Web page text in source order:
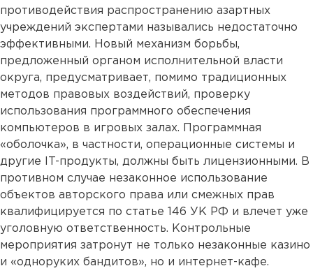
противодействия распространению азартных
учреждений экспертами назывались недостаточно
эффективными. Новый механизм борьбы,
предложенный органом исполнительной власти
округа, предусматривает, помимо традиционных
методов правовых воздействий, проверку
использования программного обеспечения
компьютеров в игровых залах. Программная
«оболочка», в частности, операционные системы и
другие IT-продукты, должны быть лицензионными. В
противном случае незаконное использование
объектов авторского права или смежных прав
квалифицируется по статье 146 УК РФ и влечет уже
уголовную ответственность. Контрольные
мероприятия затронут не только незаконные казино
и «одноруких бандитов», но и интернет-кафе.